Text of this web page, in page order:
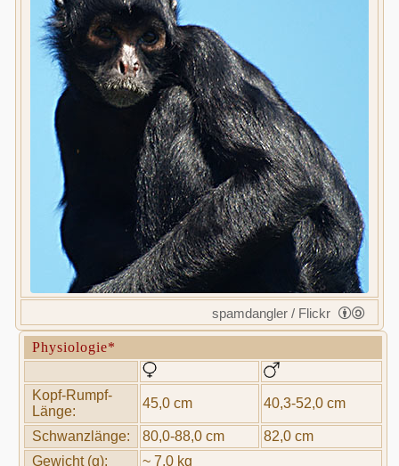
spamdangler / Flickr
Physiologie*
Kopf-Rumpf-
Länge:
45,0 cm 40,3-52,0 cm
Schwanzlänge: 80,0-88,0 cm
82,0 cm
Gewicht (g):
~ 7,0 kg